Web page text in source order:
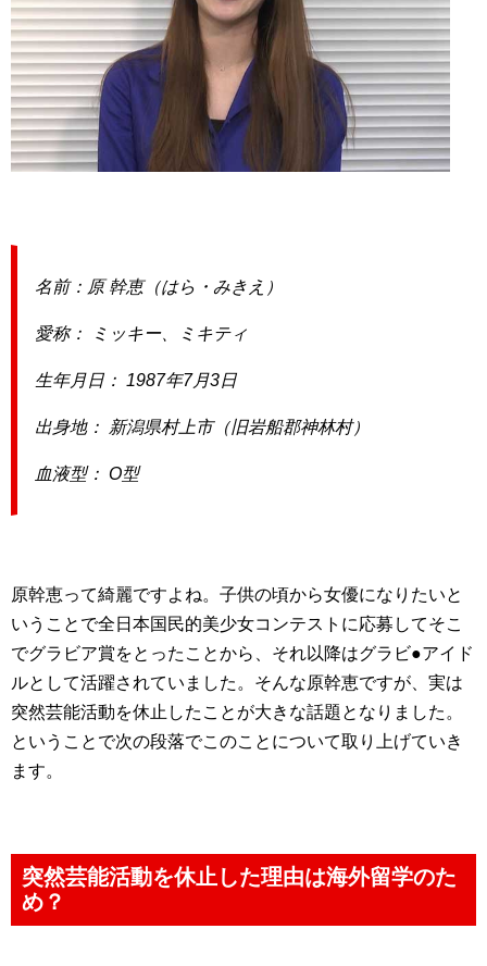
名前：原 幹恵（はら・みきえ）
愛称： ミッキー、ミキティ
生年月日： 1987年7月3日
出身地： 新潟県村上市（旧岩船郡神林村）
血液型： O型
原幹恵って綺麗ですよね。子供の頃から女優になりたいと
いうことで全日本国民的美少女コンテストに応募してそこ
でグラビア賞をとったことから、それ以降はグラビ●アイド
ルとして活躍されていました。そんな原幹恵ですが、実は
突然芸能活動を休止したことが大きな話題となりました。
ということで次の段落でこのことについて取り上げていき
ます。
突然芸能活動を休止した理由は海外留学のた
め？